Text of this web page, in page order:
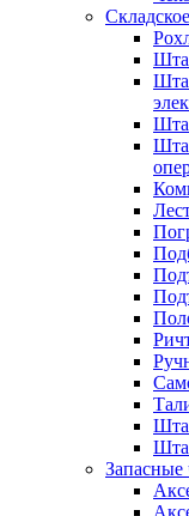
Складское
Запасные